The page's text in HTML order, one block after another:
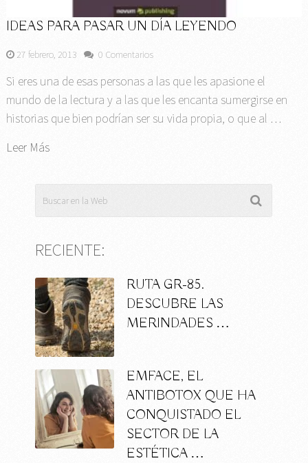
IDEAS PARA PASAR UN DÍA LEYENDO
27 febrero, 2013 0 Comentarios
Si eres una de esas personas a las que les apasione el
mundo de la lectura y a las que les encanta sumergirse en
historias que bien podrían ser su vida propia, o que al …
Leer Más
RECIENTE:
RUTA GR-85.
DESCUBRE LAS
MERINDADES …
EMFACE, EL
ANTIBOTOX QUE HA
CONQUISTADO EL
SECTOR DE LA
ESTÉTICA …